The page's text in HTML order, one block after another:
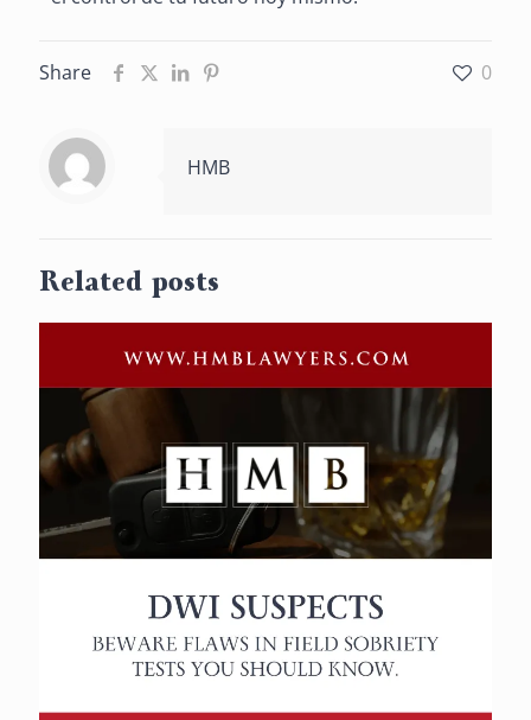
Share 0
HMB
Related posts